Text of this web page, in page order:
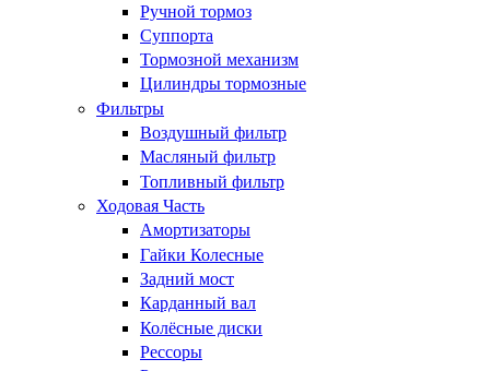
Ручной тормоз
Суппорта
Тормозной механизм
Цилиндры тормозные
Фильтры
Воздушный фильтр
Масляный фильтр
Топливный фильтр
Ходовая Часть
Амортизаторы
Гайки Колесные
Задний мост
Карданный вал
Колёсные диски
Рессоры